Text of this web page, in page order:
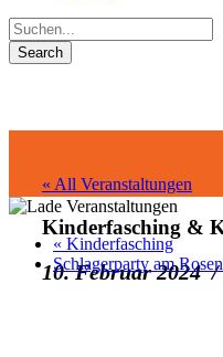
« All Veranstaltungen
Kinderfasching &
10. Februar 2024
« Kinderfasching
Schlagerparty am